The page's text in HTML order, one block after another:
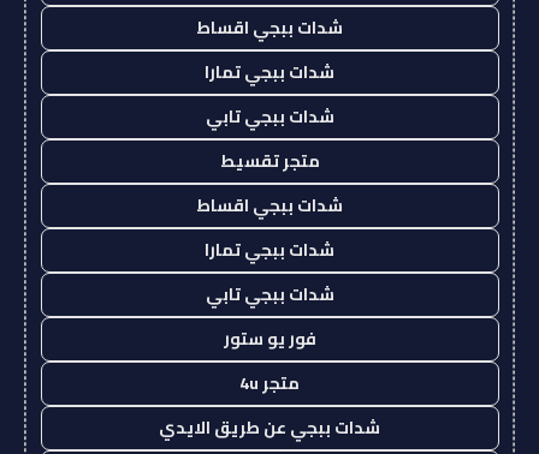
شدات ببجي اقساط
شدات ببجي تمارا
شدات ببجي تابي
متجر تقسيط
شدات ببجي اقساط
شدات ببجي تمارا
شدات ببجي تابي
فور يو ستور
متجر 4u
شدات ببجي عن طريق الايدي